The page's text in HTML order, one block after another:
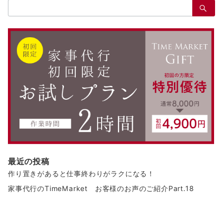
索：
最近の投稿
作り置きがあると仕事終わりがラクになる！
家事代行のTimeMarket お客様のお声のご紹介Part.18